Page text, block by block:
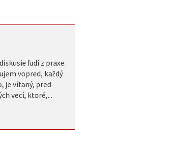
ľudí z praxe.
vopred, každý
je vítaný, pred
vecí, ktoré,...